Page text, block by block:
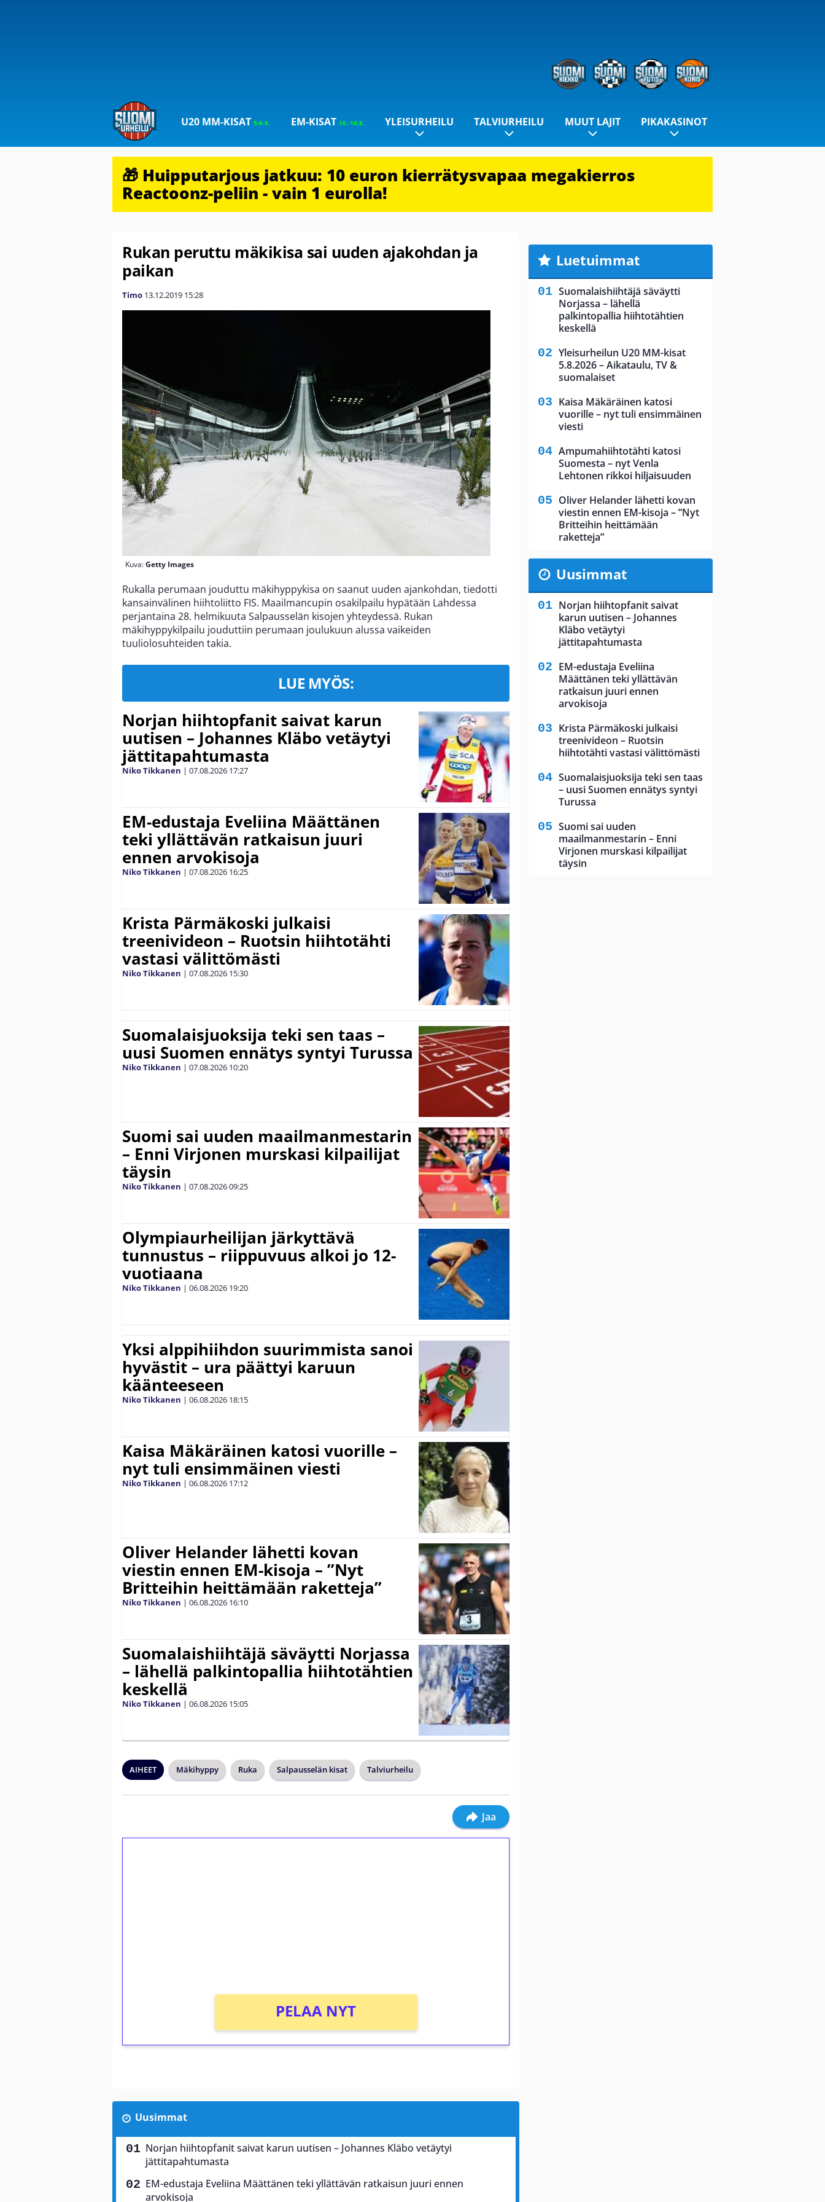
U20 MM-KISAT5-9.8. EM-KISAT 10.-16.8. YLEISURHEILU TALVIURHEILU MUUT LAJIT PIKAKASINOT
🎁 Huipputarjous jatkuu: 10 euron kierrätysvapaa megakierros
Reactoonz-peliin - vain 1 eurolla!
Rukan peruttu mäkikisa sai uuden ajakohdan ja
paikan
Timo 13.12.2019 15:28
Kuva:Getty Images
Rukalla perumaan jouduttu mäkihyppykisa on saanut uuden ajankohdan, tiedotti
kansainvälinen hiihtoliitto FIS. Maailmancupin osakilpailu hypätään Lahdessa
perjantaina 28. helmikuuta Salpausselän kisojen yhteydessä. Rukan
mäkihyppykilpailu jouduttiin perumaan joulukuun alussa vaikeiden
tuuliolosuhteiden takia.
LUE MYÖS:
Norjan hiihtopfanit saivat karun
uutisen – Johannes Kläbo vetäytyi
jättitapahtumasta
Niko Tikkanen | 07.08.2026 17:27
EM-edustaja Eveliina Määttänen
teki yllättävän ratkaisun juuri
ennen arvokisoja
Niko Tikkanen | 07.08.2026 16:25
Krista Pärmäkoski julkaisi
treenivideon – Ruotsin hiihtotähti
vastasi välittömästi
Niko Tikkanen | 07.08.2026 15:30
Suomalaisjuoksija teki sen taas –
uusi Suomen ennätys syntyi Turussa
Niko Tikkanen | 07.08.2026 10:20
Suomi sai uuden maailmanmestarin
– Enni Virjonen murskasi kilpailijat
täysin
Niko Tikkanen | 07.08.202609:25
Olympiaurheilijan järkyttävä
tunnustus – riippuvuus alkoi jo 12-
vuotiaana
Niko Tikkanen | 06.08.2026 19:20
Yksi alppihiihdon suurimmista sanoi
hyvästit – ura päättyi karuun
käänteeseen
Niko Tikkanen | 06.08.2026 18:15
Kaisa Mäkäräinen katosi vuorille –
nyt tuli ensimmäinen viesti
Niko Tikkanen | 06.08.2026 17:12
Oliver Helander lähetti kovan
viestin ennen EM-kisoja – ”Nyt
Britteihin heittämään raketteja”
Niko Tikkanen | 06.08.2026 16:10
Suomalaishiihtäjä säväytti Norjassa
– lähellä palkintopallia hiihtotähtien
keskellä
Niko Tikkanen | 06.08.2026 15:05
AIHEET Mäkihyppy Ruka Salpausselän kisat Talviurheilu
Jaa
PELAA NYT
Uusimmat
Norjan hiihtopfanit saivat karun uutisen – Johannes Kläbo vetäytyi
jättitapahtumasta
EM-edustaja Eveliina Määttänen teki yllättävän ratkaisun juuri ennen
arvokisoja
Luetuimmat
Suomalaishiihtäjä säväytti
Norjassa – lähellä
palkintopallia hiihtotähtien
keskellä
Yleisurheilun U20 MM-kisat
5.8.2026 – Aikataulu, TV &
suomalaiset
Kaisa Mäkäräinen katosi
vuorille – nyt tuli ensimmäinen
viesti
Ampumahiihtotähti katosi
Suomesta – nyt Venla
Lehtonen rikkoi hiljaisuuden
Oliver Helander lähetti kovan
viestin ennen EM-kisoja – ”Nyt
Britteihin heittämään
raketteja”
Uusimmat
Norjan hiihtopfanit saivat
karun uutisen – Johannes
Kläbo vetäytyi
jättitapahtumasta
EM-edustaja Eveliina
Määttänen teki yllättävän
ratkaisun juuri ennen
arvokisoja
Krista Pärmäkoski julkaisi
treenivideon – Ruotsin
hiihtotähti vastasi välittömästi
Suomalaisjuoksija teki sen taas
– uusi Suomen ennätys syntyi
Turussa
Suomi sai uuden
maailmanmestarin – Enni
Virjonen murskasi kilpailijat
täysin